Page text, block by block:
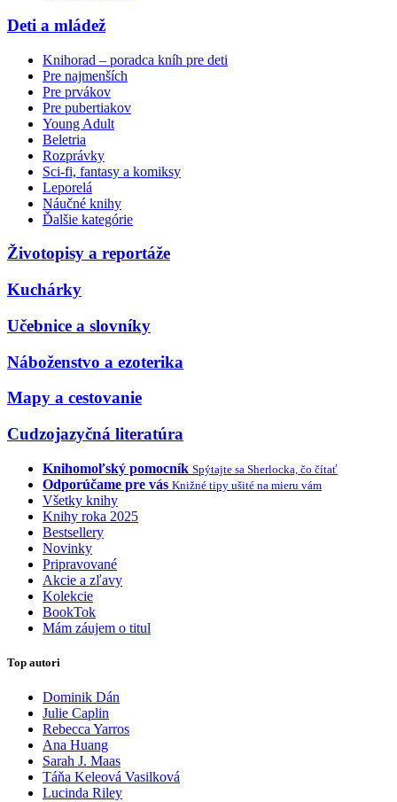
Deti a mládež
Knihorad – poradca kníh pre deti
Pre najmenších
Pre prvákov
Pre pubertiakov
Young Adult
Beletria
Rozprávky
Sci-fi, fantasy a komiksy
Leporelá
Náučné knihy
Ďalšie kategórie
Životopisy a reportáže
Kuchárky
Učebnice a slovníky
Náboženstvo a ezoterika
Mapy a cestovanie
Cudzojazyčná literatúra
Knihomoľský pomocník Spýtajte sa Sherlocka, čo čítať
Odporúčame pre vás Knižné tipy ušité na mieru vám
Všetky knihy
Knihy roka 2025
Bestsellery
Novinky
Pripravované
Akcie a zľavy
Kolekcie
BookTok
Mám záujem o titul
Top autori
Dominik Dán
Julie Caplin
Rebecca Yarros
Ana Huang
Sarah J. Maas
Táňa Keleová Vasilková
Lucinda Riley